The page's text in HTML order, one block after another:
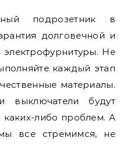
подрозетник в
долговечной и
Не
каждый этап
материалы.
выключатели будут
каких-либо проблем. А
все стремимся, не